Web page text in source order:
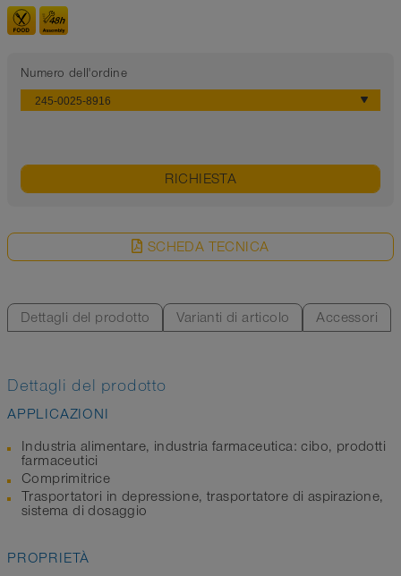
Numero dell'ordine
RICHIESTA
SCHEDA TECNICA
Dettagli del prodotto Varianti di articolo Accessori
Dettagli del prodotto
APPLICAZIONI
Industria alimentare, industria farmaceutica: cibo, prodotti
farmaceutici
Comprimitrice
Trasportatori in depressione, trasportatore di aspirazione,
sistema di dosaggio
PROPRIETÀ